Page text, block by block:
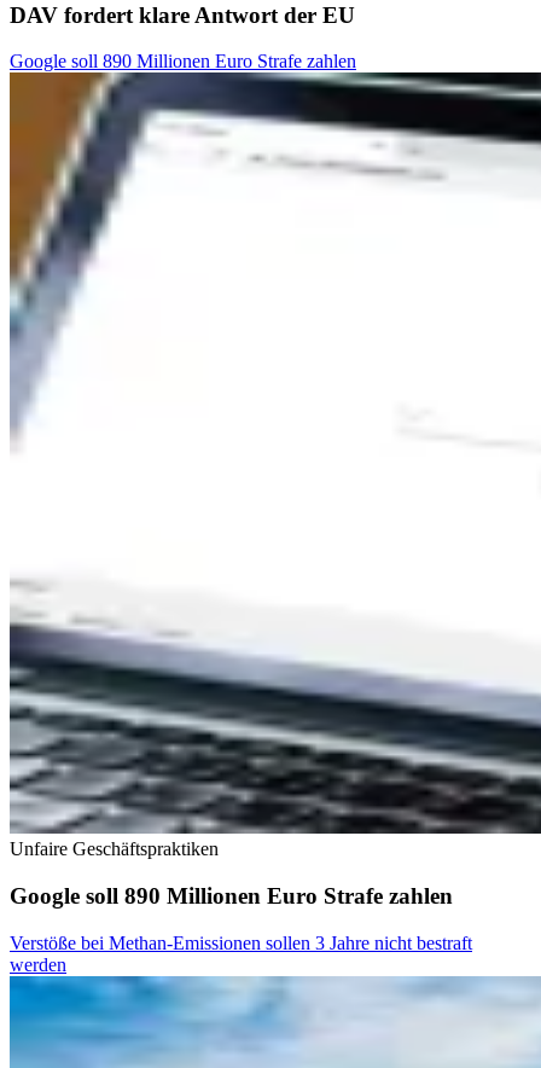
DAV fordert klare Antwort der EU
Google soll 890 Millionen Euro Strafe zahlen
Unfaire Geschäftspraktiken
Google soll 890 Millionen Euro Strafe zahlen
Verstöße bei Methan-Emissionen sollen 3 Jahre nicht bestraft
werden